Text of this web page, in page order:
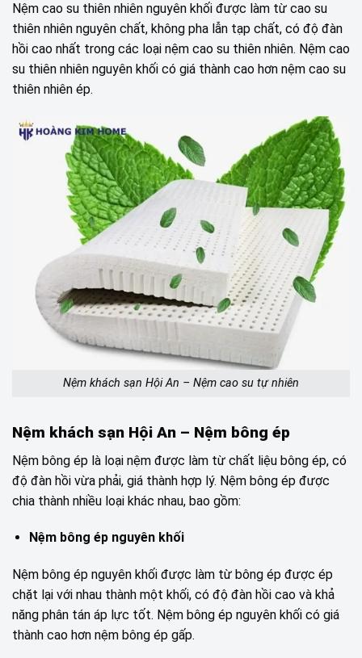
Nệm cao su thiên nhiên nguyên khối được làm từ cao su
thiên nhiên nguyên chất, không pha lẫn tạp chất, có độ đàn
hồi cao nhất trong các loại nệm cao su thiên nhiên. Nệm cao
su thiên nhiên nguyên khối có giá thành cao hơn nệm cao su
thiên nhiên ép.
Nệm khách sạn Hội An – Nệm cao su tự nhiên
Nệm khách sạn Hội An – Nệm bông ép
Nệm bông ép là loại nệm được làm từ chất liệu bông ép, có
độ đàn hồi vừa phải, giá thành hợp lý. Nệm bông ép được
chia thành nhiều loại khác nhau, bao gồm:
Nệm bông ép nguyên khối
Nệm bông ép nguyên khối được làm từ bông ép được ép
chặt lại với nhau thành một khối, có độ đàn hồi cao và khả
năng phân tán áp lực tốt. Nệm bông ép nguyên khối có giá
thành cao hơn nệm bông ép gấp.